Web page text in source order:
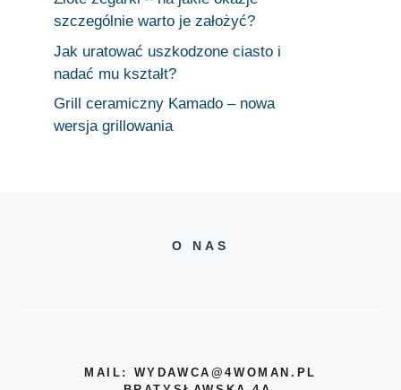
szczególnie warto je założyć?
Jak uratować uszkodzone ciasto i
nadać mu kształt?
Grill ceramiczny Kamado – nowa
wersja grillowania
O NAS
MAIL: WYDAWCA@4WOMAN.PL